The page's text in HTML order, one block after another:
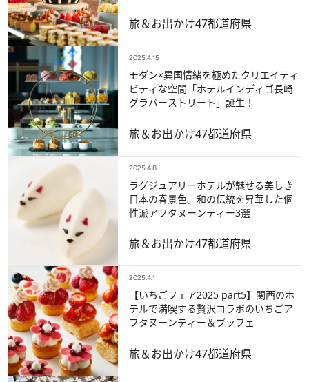
旅＆お出かけ47都道府県
2025.4.15
モダン×異国情緒を極めたクリエイティ
ビティな空間「ホテルインディゴ長崎
グラバーストリート」誕生！
旅＆お出かけ47都道府県
2025.4.8
ラグジュアリーホテルが魅せる美しき
日本の春景色。和の伝統を昇華した個
性派アフタヌーンティー3選
旅＆お出かけ47都道府県
2025.4.1
【いちごフェア2025 part5】関西のホ
テルで満喫する贅沢コラボのいちごア
フタヌーンティー＆ブッフェ
旅＆お出かけ47都道府県